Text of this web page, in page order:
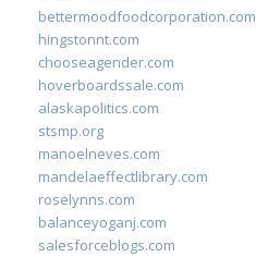
bettermoodfoodcorporation.com
hingstonnt.com
chooseagender.com
hoverboardssale.com
alaskapolitics.com
stsmp.org
manoelneves.com
mandelaeffectlibrary.com
roselynns.com
balanceyoganj.com
salesforceblogs.com